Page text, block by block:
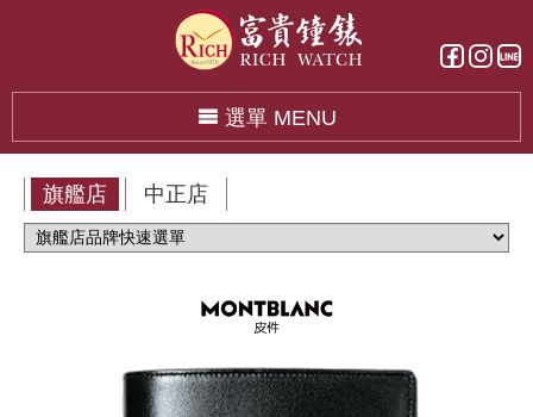
選單 MENU
旗艦店 中正店